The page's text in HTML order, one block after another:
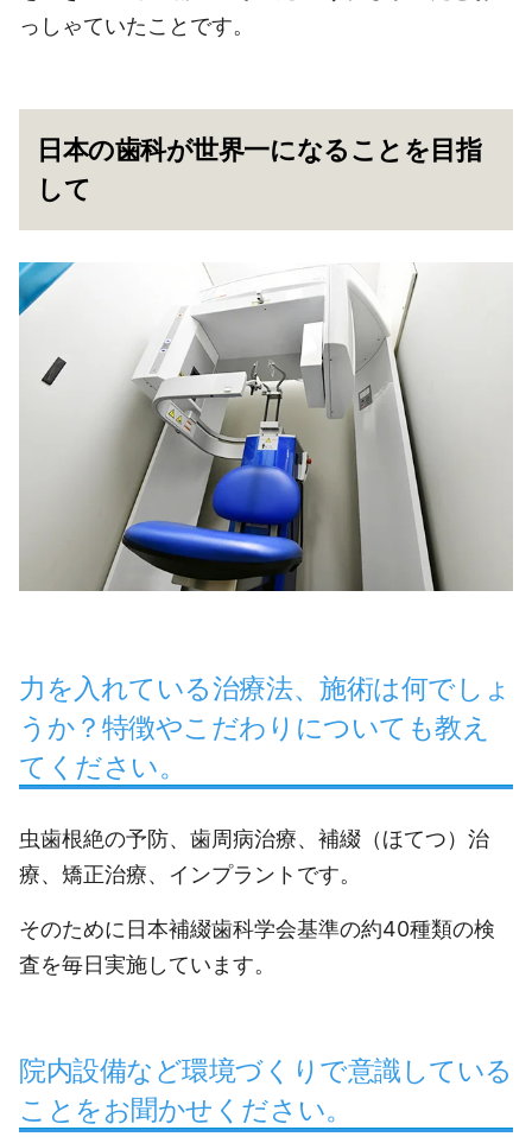
っしゃていたことです。
日本の歯科が世界一になることを目指
して
力を入れている治療法、施術は何でしょ
うか？特徴やこだわりについても教え
てください。
虫歯根絶の予防、歯周病治療、補綴（ほてつ）治
療、矯正治療、インプラントです。
そのために日本補綴歯科学会基準の約40種類の検
査を毎日実施しています。
院内設備など環境づくりで意識している
ことをお聞かせください。